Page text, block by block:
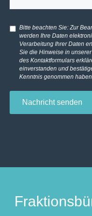
Bitte beachten Sie: Zur
werden Ihre Daten
Verarbeitung Ihrer Daten
Sie die Hinweise in unserer
des Kontaktformulars
einverstanden und
Kenntnis genommen
Nachricht senden